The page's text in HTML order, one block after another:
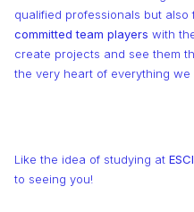
qualified professionals but also
committed team players with
create projects and see them
the very heart of everything we
Like the idea of studying at
to seeing you!